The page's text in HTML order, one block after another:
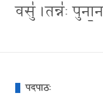
वसु॑ ।तन्न॑ः
पदपाठः